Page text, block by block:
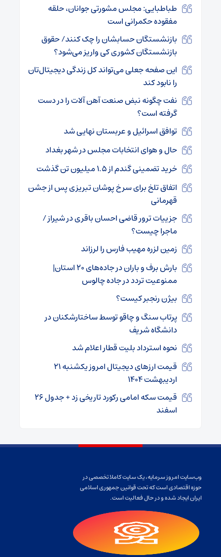
طباطبایی: مجلس مشورتی جوانان، حلقه
مفقوده حکمرانی است
بازنشستگان حسابشان را چک کنند/ حقوق
بازنشستگان کشوری کی واریز می‌شود؟
این صفحه جعلی می‌تواند کل زندگی دیجیتال‌تان
را نابود کند
نفت چگونه نبض صنعت آهن آلات را در دست
گرفته است؟
توافق اسرائیل و عربستان نهایی شد
حال و هوای انتخابات مجلس در شهر بغداد
خرید تضمینی گندم از ۱.۵ میلیون تن گذشت
اتفاق تلخ برای سرخ پوشان تبریزی پس از جشن
قهرمانی
جزییات ترور قاضی احسان باقری در شیراز /
ماجرا چیست؟
زمین لزره مهیب فارس را لرزاند
بارش برف و باران در جاده‌های ۲۰ استان|
ممنوعیت تردد در جاده چالوس
بیژن رنجبر کیست؟
پرتاب سنگ و چاقو توسط ساختارشکنان در
دانشگاه شریف
نحوه استرداد بلیت قطار اعلام شد
قیمت ارز‌های دیجیتال امروز یکشنبه ۲۱
اردیبهشت ۱۴۰۴
قیمت سکه امامی رکورد تاریخی زد + جدول ۲۶
اسفند
وب‌سایت امروز سرمایه، یک سایت کاملا تخصصی در
حوزه اقتصادی است که تحت قوانین جمهوری اسلامی
ایران ایجاد شده و در حال فعالیت است.